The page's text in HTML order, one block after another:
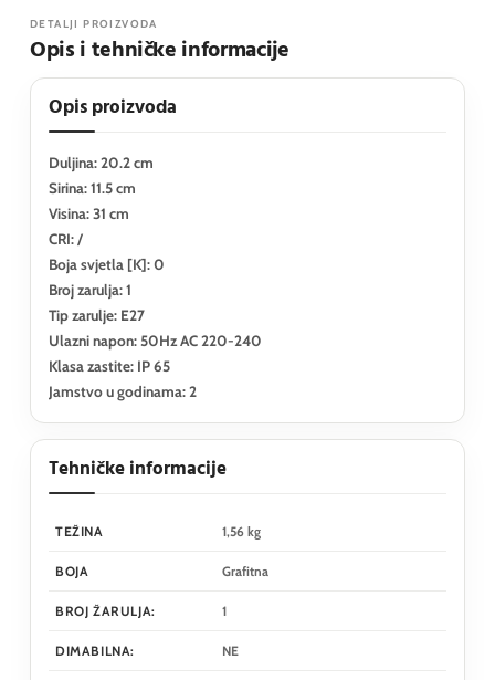
DETALJI PROIZVODA
Opis i tehničke informacije
Opis proizvoda
Duljina: 20.2 cm
Sirina: 11.5 cm
Visina: 31 cm
CRI: /
Boja svjetla [K]: 0
Broj zarulja: 1
Tip zarulje: E27
Ulazni napon: 50Hz AC 220-240
Klasa zastite: IP 65
Jamstvo u godinama: 2
Tehničke informacije
TEŽINA 1,56 kg
BOJA Grafitna
BROJ ŽARULJA: 1
DIMABILNA: NE